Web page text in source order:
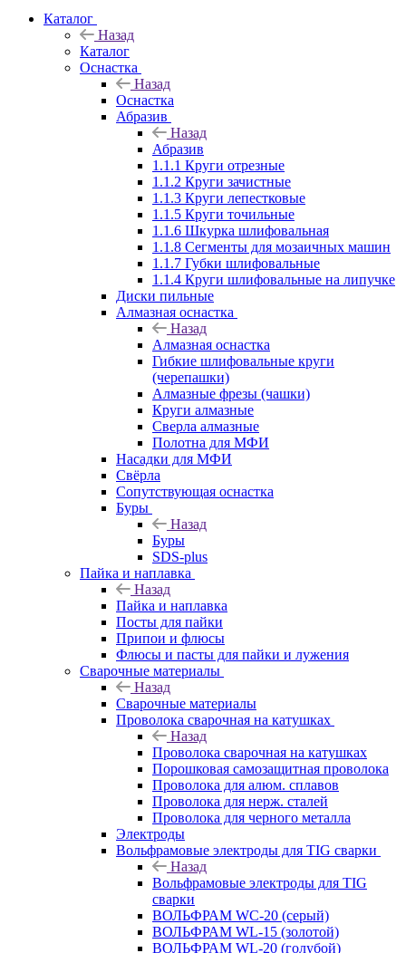
Каталог
Назад
Каталог
Оснастка
Назад
Оснастка
Абразив
Назад
Абразив
1.1.1 Круги отрезные
1.1.2 Круги зачистные
1.1.3 Круги лепестковые
1.1.5 Круги точильные
1.1.6 Шкурка шлифовальная
1.1.8 Сегменты для мозаичных машин
1.1.7 Губки шлифовальные
1.1.4 Круги шлифовальные на липучке
Диски пильные
Алмазная оснастка
Назад
Алмазная оснастка
Гибкие шлифовальные круги
(черепашки)
Алмазные фрезы (чашки)
Круги алмазные
Сверла алмазные
Полотна для МФИ
Насадки для МФИ
Свёрла
Сопутствующая оснастка
Буры
Назад
Буры
SDS-plus
Пайка и наплавка
Назад
Пайка и наплавка
Посты для пайки
Припои и флюсы
Флюсы и пасты для пайки и лужения
Сварочные материалы
Назад
Сварочные материалы
Проволока сварочная на катушках
Назад
Проволока сварочная на катушках
Порошковая самозащитная проволока
Проволока для алюм. сплавов
Проволока для нерж. сталей
Проволока для черного металла
Электроды
Вольфрамовые электроды для TIG сварки
Назад
Вольфрамовые электроды для TIG
сварки
ВОЛЬФРАМ WC-20 (серый)
ВОЛЬФРАМ WL-15 (золотой)
ВОЛЬФРАМ WL-20 (голубой)